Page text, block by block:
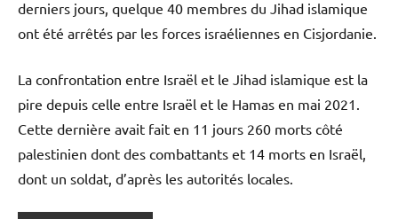
derniers jours, quelque 40 membres du Jihad islamique
ont été arrêtés par les forces israéliennes en Cisjordanie.
La confrontation entre Israël et le Jihad islamique est la
pire depuis celle entre Israël et le Hamas en mai 2021.
Cette dernière avait fait en 11 jours 260 morts côté
palestinien dont des combattants et 14 morts en Israël,
dont un soldat, d’après les autorités locales.